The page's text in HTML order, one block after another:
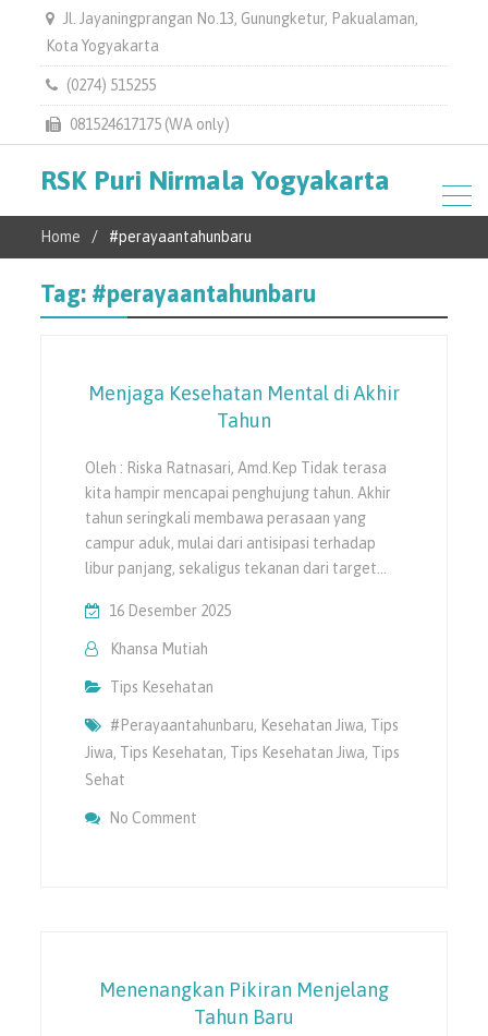
Jl. Jayaningprangan No.13, Gunungketur, Pakualaman,
Kota Yogyakarta
(0274) 515255
081524617175 (WA only)
RSK Puri Nirmala Yogyakarta
Home #perayaantahunbaru
Tag: #perayaantahunbaru
Menjaga Kesehatan Mental di Akhir
Tahun
Oleh : Riska Ratnasari, Amd.Kep Tidak terasa
kita hampir mencapai penghujung tahun. Akhir
tahun seringkali membawa perasaan yang
campur aduk, mulai dari antisipasi terhadap
libur panjang, sekaligus tekanan dari target…
16 Desember 2025
Khansa Mutiah
Tips Kesehatan
#perayaantahunbaru, Kesehatan Jiwa, Tips
Jiwa, Tips Kesehatan, Tips Kesehatan Jiwa, Tips
Sehat
No Comment
Menenangkan Pikiran Menjelang
Tahun Baru